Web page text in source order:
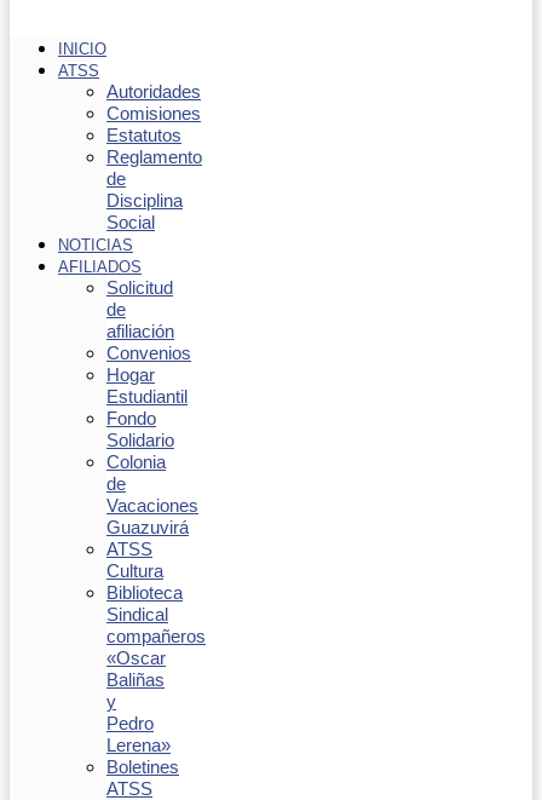
INICIO
ATSS
Autoridades
Comisiones
Estatutos
Reglamento
de
Disciplina
Social
NOTICIAS
AFILIADOS
Solicitud
de
afiliación
Convenios
Hogar
Estudiantil
Fondo
Solidario
Colonia
de
Vacaciones
Guazuvirá
ATSS
Cultura
Biblioteca
Sindical
compañeros
«Oscar
Baliñas
y
Pedro
Lerena»
Boletines
ATSS